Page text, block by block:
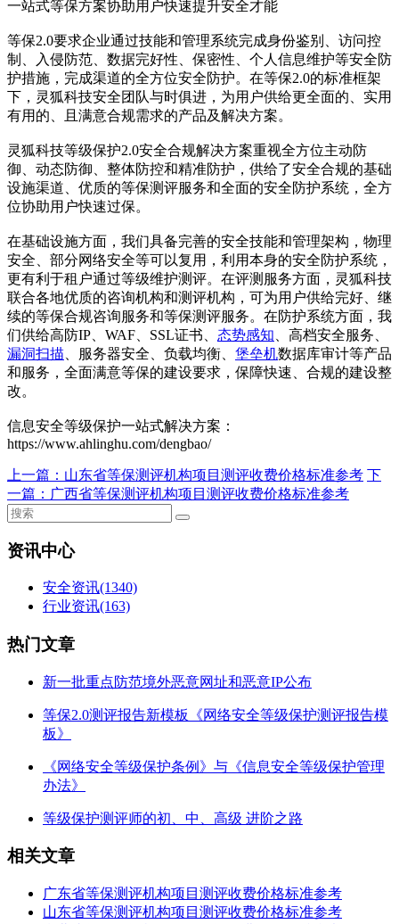
一站式等保方案协助用户快速提升安全才能
等保2.0要求企业通过技能和管理系统完成身份鉴别、访问控
制、入侵防范、数据完好性、保密性、个人信息维护等安全防
护措施，完成渠道的全方位安全防护。在等保2.0的标准框架
下，灵狐科技安全团队与时俱进，为用户供给更全面的、实用
有用的、且满意合规需求的产品及解决方案。
灵狐科技等级保护2.0安全合规解决方案重视全方位主动防
御、动态防御、整体防控和精准防护，供给了安全合规的基础
设施渠道、优质的等保测评服务和全面的安全防护系统，全方
位协助用户快速过保。
在基础设施方面，我们具备完善的安全技能和管理架构，物理
安全、部分网络安全等可以复用，利用本身的安全防护系统，
更有利于租户通过等级维护测评。在评测服务方面，灵狐科技
联合各地优质的咨询机构和测评机构，可为用户供给完好、继
续的等保合规咨询服务和等保测评服务。在防护系统方面，我
们供给高防IP、WAF、SSL证书、 态势感知 、高档安全服务、
漏洞扫描 、服务器安全、负载均衡、 堡垒机数据库审计等产品
和服务，全面满意等保的建设要求，保障快速、合规的建设整
改。
信息安全等级保护一站式解决方案：
https://www.ahlinghu.com/dengbao/
上一篇： 山东省等保测评机构项目测评收费价格标准参考 下
一篇： 广西省等保测评机构项目测评收费价格标准参考
资讯中心
安全资讯(1340)
行业资讯(163)
热门文章
新一批重点防范境外恶意网址和恶意IP公布
等保2.0测评报告新模板《网络安全等级保护测评报告模
板》
《网络安全等级保护条例》与《信息安全等级保护管理
办法》
等级保护测评师的初、中、高级 进阶之路
相关文章
广东省等保测评机构项目测评收费价格标准参考
山东省等保测评机构项目测评收费价格标准参考